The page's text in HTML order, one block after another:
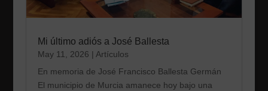
Mi último adiós a José Ballesta
May 11, 2026 | Artículos
En memoria de José Francisco Ballesta Germán
El municipio de Murcia amanece hoy bajo una